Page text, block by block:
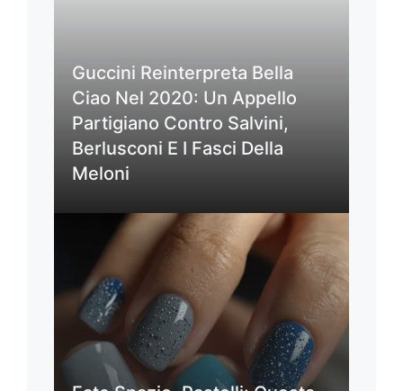
Guccini Reinterpreta Bella
Ciao Nel 2020: Un Appello
Partigiano Contro Salvini,
Berlusconi E I Fasci Della
Meloni